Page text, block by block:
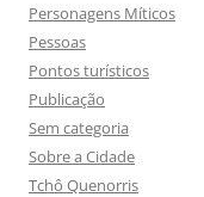
Personagens Míticos
Pessoas
Pontos turísticos
Publicação
Sem categoria
Sobre a Cidade
Tchô Quenorris